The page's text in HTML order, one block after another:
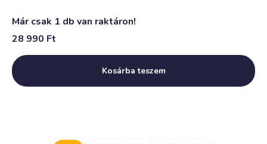
Már csak 1 db van raktáron!
28 990 Ft
Kosárba teszem